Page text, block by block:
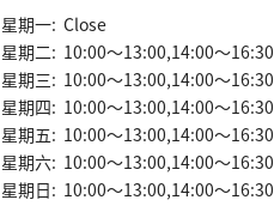
星期一: Close
星期二: 10:00～13:00,14:00～16:30
星期三: 10:00～13:00,14:00～16:30
星期四: 10:00～13:00,14:00～16:30
星期五: 10:00～13:00,14:00～16:30
星期六: 10:00～13:00,14:00～16:30
星期日: 10:00～13:00,14:00～16:30